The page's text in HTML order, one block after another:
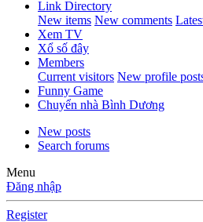
Link Directory
New items New comments
Xem TV
Xổ số đây
Members
Current visitors New profile
Funny Game
Chuyển nhà Bình Dương
New posts
Search forums
Menu
Đăng nhập
Register